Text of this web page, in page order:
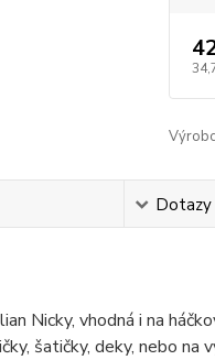
Dotazy
Nicky, vhodná i na
šatičky, deky, nebo na